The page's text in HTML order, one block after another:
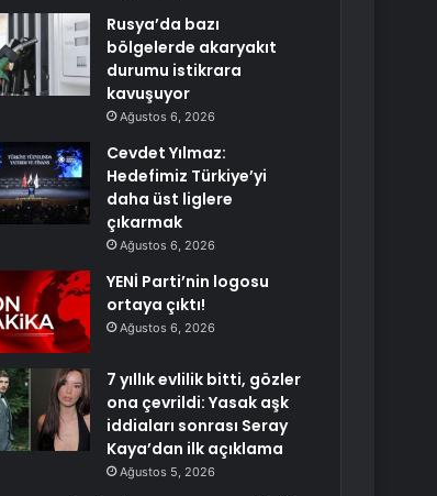
Rusya’da bazı
bölgelerde akaryakıt
durumu istikrara
kavuşuyor
Ağustos 6, 2026
Cevdet Yılmaz:
Hedefimiz Türkiye’yi
daha üst liglere
çıkarmak
Ağustos 6, 2026
YENİ Parti’nin logosu
ortaya çıktı!
Ağustos 6, 2026
7 yıllık evlilik bitti, gözler
ona çevrildi: Yasak aşk
iddiaları sonrası Seray
Kaya’dan ilk açıklama
Ağustos 5, 2026